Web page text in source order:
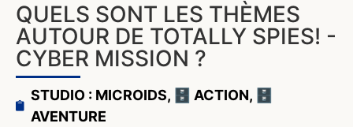
QUELS SONT LES THÈMES
AUTOUR DE TOTALLY SPIES! -
CYBER MISSION ?
STUDIO : MICROIDS, 🗄️ ACTION,
🗄️
AVENTURE